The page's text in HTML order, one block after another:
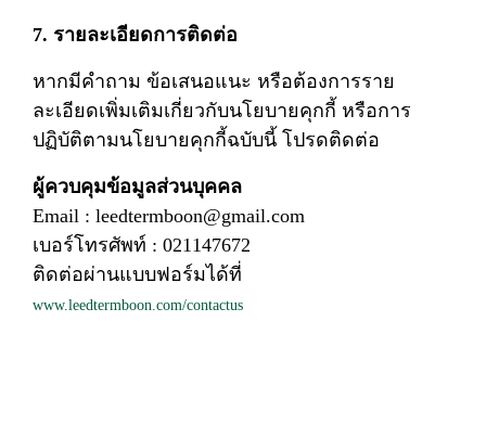
7. รายละเอียดการติดต่อ
หากมีคำถาม ข้อเสนอแนะ หรือต้องการราย
ละเอียดเพิ่มเติมเกี่ยวกับนโยบายคุกกี้ หรือการ
ปฏิบัติตามนโยบายคุกกี้ฉบับนี้ โปรดติดต่อ
ผู้ควบคุมข้อมูลส่วนบุคคล
Email : leedtermboon@gmail.com
เบอร์โทรศัพท์ : 021147672
ติดต่อผ่านแบบฟอร์มได้ที่
www.leedtermboon.com/contactus